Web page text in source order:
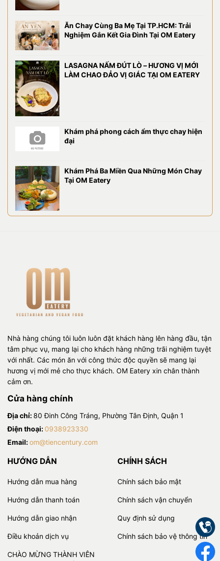
Ăn Chay Cùng Ba Mẹ Tại TP.HCM: Trải
Nghiệm Gắn Kết Gia Đình Tại OM Eatery
LASAGNA NẤM ĐÚT LÒ – HƯƠNG VỊ MỚI
LÀM CHAO ĐẢO VỊ GIÁC TẠI OM EATERY
Khám phá phong cách ẩm thực chay hiện
đại
Khám Phá Ba Miền Qua Những Món Chay
Tại OM Eatery
Nhà hàng chúng tôi luôn luôn đặt khách hàng lên hàng đầu, tận
tâm phục vụ, mang lại cho khách hàng những trãi nghiệm tuyệt
với nhất. Các món ăn với công thức độc quyền sẽ mang lại
hương vị mới mẻ cho thực khách. OM Eatery xin chân thành
cảm ơn.
Cửa hàng chính
Địa chỉ: 80 Đinh Công Tráng, Phường Tân Định, Quận 1
Điện thoại: 0938923330
Email:om@tiencentury.com
HƯỚNG DẪN
Hướng dẫn mua hàng
Hướng dẫn thanh toán
Hướng dẫn giao nhận
Điều khoản dịch vụ
CHÀO MỪNG THÀNH VIÊN
CHÍNH SÁCH
Chính sách bảo mật
Chính sách vận chuyển
Quy định sử dụng
Chính sách bảo vệ thông tin